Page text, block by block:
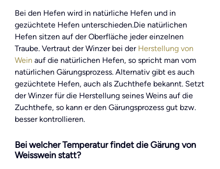
Bei den Hefen wird in natürliche Hefen und in
gezüchtete Hefen unterschieden.Die natürlichen
Hefen sitzen auf der Oberfläche jeder einzelnen
Traube. Vertraut der Winzer bei der Herstellung von
Wein auf die natürlichen Hefen, so spricht man vom
natürlichen Gärungsprozess. Alternativ gibt es auch
gezüchtete Hefen, auch als Zuchthefe bekannt. Setzt
der Winzer für die Herstellung seines Weins auf die
Zuchthefe, so kann er den Gärungsprozess gut bzw.
besser kontrollieren.
Bei welcher Temperatur findet die Gärung von
Weisswein statt?